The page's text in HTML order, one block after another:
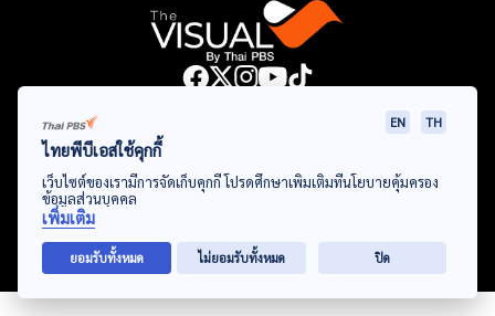
Data Viz Topics
© Thai Public Broadcasting Service. All Rights Reserved
2024
ไทยพีบีเอสใช้คุกกี้
EN TH
เว็บไซต์ของเรามีการจัดเก็บคุกกี้ โปรดศึกษาเพิ่มเติมที่นโยบายคุ้มครอง
ข้อมูลส่วนบุคคล
เพิ่มเติม
ยอมรับทั้งหมด ไม่ยอมรับทั้งหมด ปิด